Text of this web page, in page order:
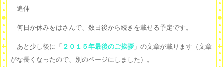
追伸
何日か休みをはさんで、数日後から続きを載せる予定です。
あと少し後に「 ２０１５年最後のご挨拶 」の文章が載ります（文章
がな長くなったので、別のページにしました）。